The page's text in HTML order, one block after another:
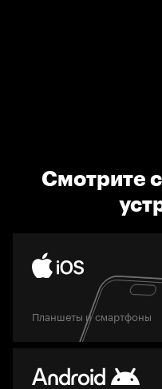
Смотрите
Планшеты и смартфоны